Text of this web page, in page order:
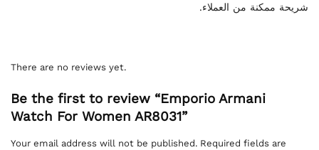
شريحة ممكنة من العملاء.
There are no reviews yet.
Be the first to review “Emporio Armani
Watch For Women AR8031”
Your email address will not be published. Required fields are